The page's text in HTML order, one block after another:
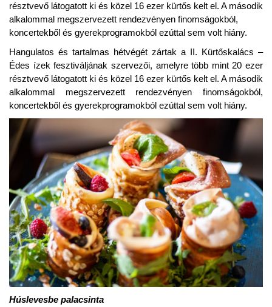
résztvevő látogatott ki és közel 16 ezer kürtős kelt el. A második
alkalommal megszervezett rendezvényen finomságokból,
koncertekből és gyerekprogramokból ezúttal sem volt hiány.
Hangulatos és tartalmas hétvégét zártak a II. Kürtőskalács –
Édes ízek fesztiváljának szervezői, amelyre több mint 20 ezer
résztvevő látogatott ki és közel 16 ezer kürtős kelt el. A második
alkalommal megszervezett rendezvényen finomságokból,
koncertekből és gyerekprogramokból ezúttal sem volt hiány.
Húslevesbe palacsinta